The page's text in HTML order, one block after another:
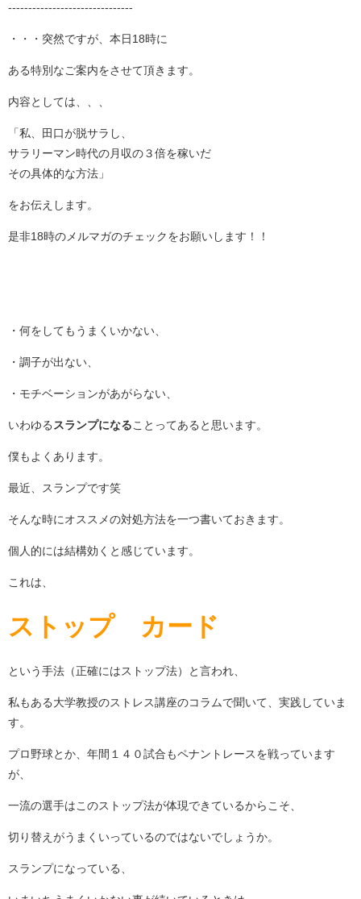
-------------------------------
・・・突然ですが、本日18時に
ある特別なご案内をさせて頂きます。
内容としては、、、
「私、田口が脱サラし、
サラリーマン時代の月収の３倍を稼いだ
その具体的な方法」
をお伝えします。
是非18時のメルマガのチェックをお願いします！！
・何をしてもうまくいかない、
・調子が出ない、
・モチベーションがあがらない、
いわゆる スランプになる ことってあると思います。
僕もよくあります。
最近、スランプです笑
そんな時にオススメの対処方法を一つ書いておきます。
個人的には結構効くと感じています。
これは、
ストップ カード
という手法（正確にはストップ法）と言われ、
私もある大学教授のストレス講座のコラムで聞いて、実践していま
す。
プロ野球とか、年間１４０試合もペナントレースを戦っています
が、
一流の選手はこのストップ法が体現できているからこそ、
切り替えがうまくいっているのではないでしょうか。
スランプになっている、